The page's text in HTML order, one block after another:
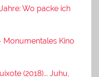
Wo packe ich
Monumentales Kino
(2018)... Juhu,